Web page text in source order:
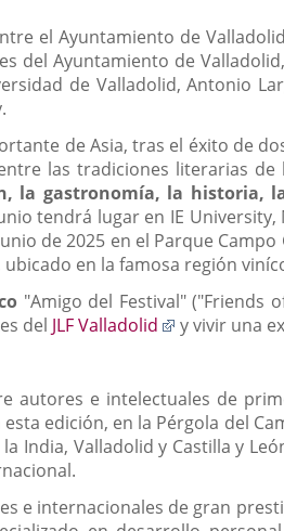
el Ayuntamiento de
del Ayuntamiento de
de Valladolid, Antonio
de Asia, tras el éxito de
las tradiciones literarias de
la gastronomía, la historia,
tendrá lugar en IE
de 2025 en el Parque
en la famosa región
"Amigo del Festival" ("Friends
del JLF Valladolid
Enlace
aplicación
externa.
y vivir una
autores e intelectuales de
edición, en la Pérgola del
India, Valladolid y Castilla y
e internacionales de gran